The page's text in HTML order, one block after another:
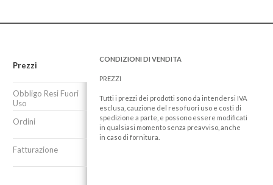
Prezzi
Obbligo Resi Fuori
Uso
Ordini
Fatturazione
CONDIZIONI DI VENDITA
PREZZI
Tutti i prezzi dei prodotti sono da intendersi IVA
esclusa, cauzione del reso fuori uso e costi di
spedizione a parte, e possono essere modificati
in qualsiasi momento senza preavviso, anche
in caso di fornitura.